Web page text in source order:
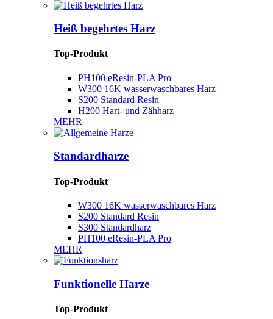
Heiß begehrtes Harz
Top-Produkt
PH100 ​​eResin-PLA Pro
W300 16K wasserwaschbares Harz
S200 Standard Resin
H200 Hart- und Zähharz
MEHR
Standardharze
Top-Produkt
W300 16K wasserwaschbares Harz
S200 Standard Resin
S300 Standardharz
PH100 ​​eResin-PLA Pro
MEHR
Funktionelle Harze
Top-Produkt